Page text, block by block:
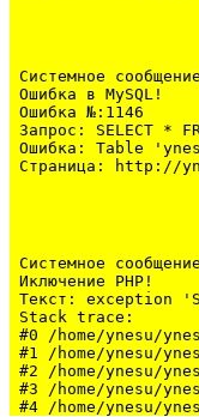
Системное
Ошибка в MySQL!
Ошибка №:1146
Запрос: SELECT *
Ошибка: Table
Страница: http://
Системное
Иключение PHP!
Текст: exception
Stack trace:
#0 /home/ynesu/
#1 /home/ynesu/
#2 /home/ynesu/
#3 /home/ynesu/
#4 /home/ynesu/